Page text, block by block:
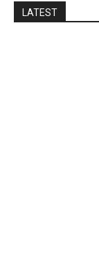
LATEST